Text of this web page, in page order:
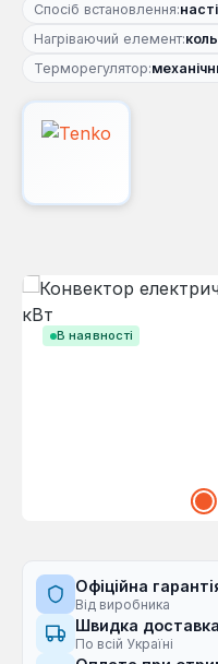
Спосіб встановлення:
Нагріваючий елемент:
Терморегулятор:
В наявності
Пропустити галерею
Офіційна
Від виробника
Швидка доставка
По всій Україні